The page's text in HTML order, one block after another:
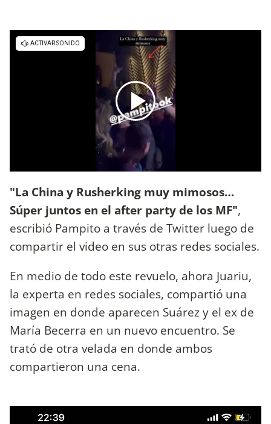
"La China y Rusherking muy mimosos…
Súper juntos en el after party de los MF",
escribió Pampito a través de Twitter luego de
compartir el video en sus otras redes sociales.
En medio de todo este revuelo, ahora Juariu,
la experta en redes sociales, compartió una
imagen en donde aparecen Suárez y el ex de
María Becerra en un nuevo encuentro. Se
trató de otra velada en donde ambos
compartieron una cena.